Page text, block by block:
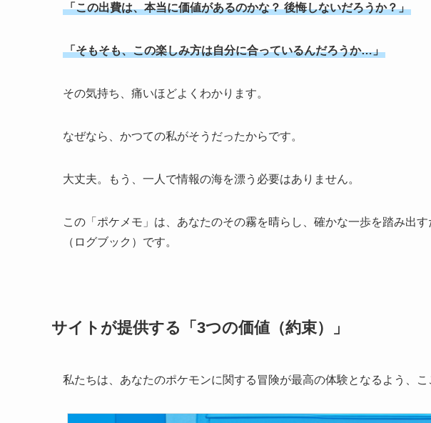
「この出費は、本当に価値があるのかな？ 後悔しないだろうか？」
「そもそも、この楽しみ方は自分に合っているんだろうか…」
その気持ち、痛いほどよくわかります。
なぜなら、かつての私がそうだったからです。
大丈夫。もう、一人で情報の海を漂う必要はありません。
この「ポケメモ」は、あなたのその霧を晴らし、確かな一歩を踏み出
（ログブック）です。
サイトが提供する「3つの価値（約束）」
私たちは、あなたのポケモンに関する冒険が最高の体験となるよう、こ